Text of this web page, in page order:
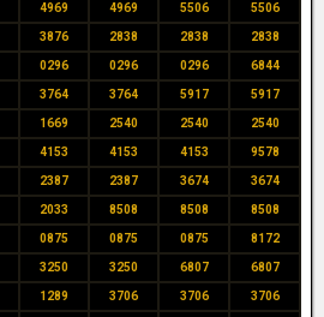
4969 4969 5506 5506
3876 2838 2838 2838
0296 0296 0296 6844
3764 3764 5917 5917
1669 2540 2540 2540
4153 4153 4153 9578
2387 2387 3674 3674
2033 8508 8508 8508
0875 0875 0875 8172
3250 3250 6807 6807
1289 3706 3706 3706